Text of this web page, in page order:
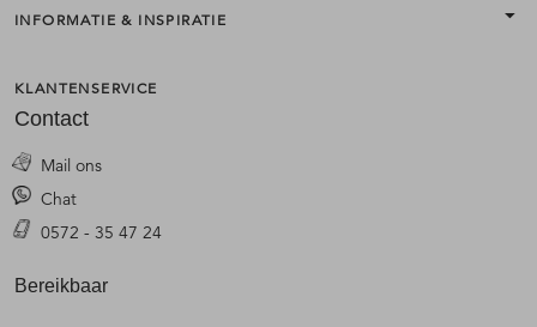
INFORMATIE & INSPIRATIE
KLANTENSERVICE
Contact
Mail ons
Chat
0572 - 35 47 24
Bereikbaar